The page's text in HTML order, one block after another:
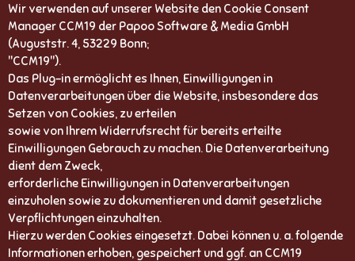
Wir verwenden auf unserer Website den Cookie Consent
Manager CCM19 der Papoo Software & Media GmbH
(Auguststr. 4, 53229 Bonn;
"CCM19").
Das Plug-in ermöglicht es Ihnen, Einwilligungen in
Datenverarbeitungen über die Website, insbesondere das
Setzen von Cookies, zu erteilen
sowie von Ihrem Widerrufsrecht für bereits erteilte
Einwilligungen Gebrauch zu machen. Die Datenverarbeitung
dient dem Zweck,
erforderliche Einwilligungen in Datenverarbeitungen
einzuholen sowie zu dokumentieren und damit gesetzliche
Verpflichtungen einzuhalten.
Hierzu werden Cookies eingesetzt. Dabei können u. a. folgende
Informationen erhoben, gespeichert und ggf. an CCM19